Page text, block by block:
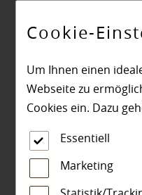
Cookie-
Um Ihnen einen
Webseite zu
Cookies ein. Dazu
Cookies, die für die
reibungslosen
Unternehmensseite
verwenden wir
Essentiell
Marketing